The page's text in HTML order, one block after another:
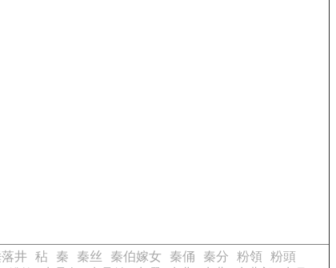
井 秥 秦 秦丝 秦伯嫁女 秦俑 秦分 粉領
粉頭